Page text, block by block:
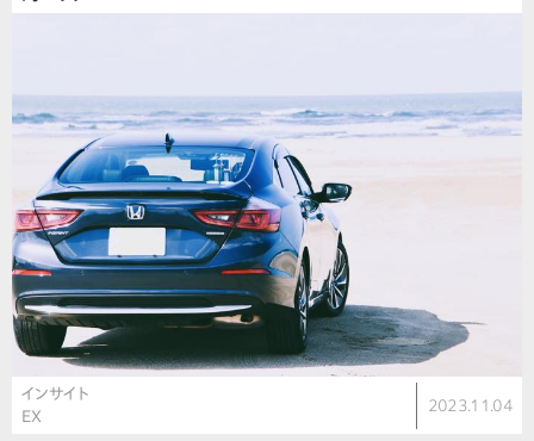
インサイト
EX
2023.11.04